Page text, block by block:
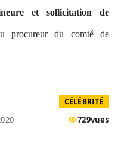
et sollicitation de
procureur du comté de
CÉLÉBRITÉ
729vues